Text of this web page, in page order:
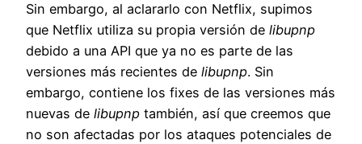
Sin embargo, al aclararlo con Netflix, supimos
que Netflix utiliza su propia versión de libupnp
debido a una API que ya no es parte de las
versiones más recientes de libupnp. Sin
embargo, contiene los fixes de las versiones más
nuevas de libupnp también, así que creemos que
no son afectadas por los ataques potenciales de